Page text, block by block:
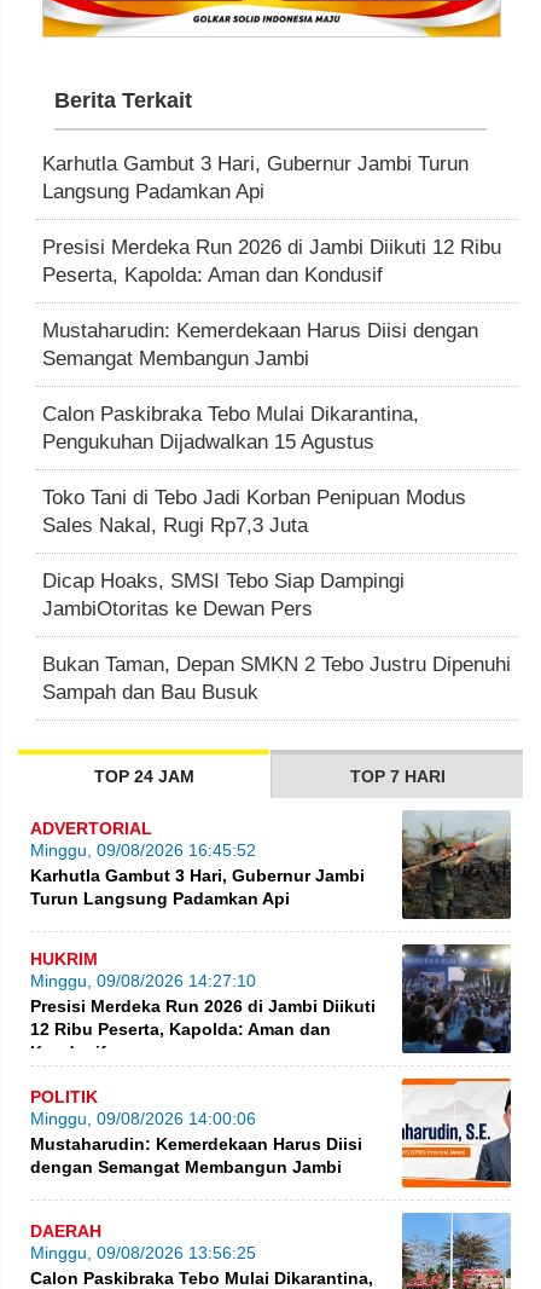
Berita Terkait
Karhutla Gambut 3 Hari, Gubernur Jambi Turun
Langsung Padamkan Api
Presisi Merdeka Run 2026 di Jambi Diikuti 12 Ribu
Peserta, Kapolda: Aman dan Kondusif
Mustaharudin: Kemerdekaan Harus Diisi dengan
Semangat Membangun Jambi
Calon Paskibraka Tebo Mulai Dikarantina,
Pengukuhan Dijadwalkan 15 Agustus
Toko Tani di Tebo Jadi Korban Penipuan Modus
Sales Nakal, Rugi Rp7,3 Juta
Dicap Hoaks, SMSI Tebo Siap Dampingi
JambiOtoritas ke Dewan Pers
Bukan Taman, Depan SMKN 2 Tebo Justru Dipenuhi
Sampah dan Bau Busuk
TOP 24 JAM TOP 7 HARI
ADVERTORIAL
Minggu, 09/08/2026 16:45:52
Karhutla Gambut 3 Hari, Gubernur Jambi
Turun Langsung Padamkan Api
HUKRIM
Minggu, 09/08/2026 14:27:10
Presisi Merdeka Run 2026 di Jambi Diikuti
12 Ribu Peserta, Kapolda: Aman dan
Kondusif
POLITIK
Minggu, 09/08/2026 14:00:06
Mustaharudin: Kemerdekaan Harus Diisi
dengan Semangat Membangun Jambi
DAERAH
Minggu, 09/08/2026 13:56:25
Calon Paskibraka Tebo Mulai Dikarantina,